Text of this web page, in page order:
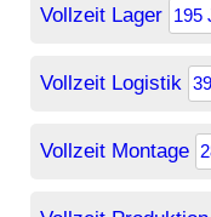
Vollzeit Lager 195
Vollzeit Logistik
Vollzeit Montage